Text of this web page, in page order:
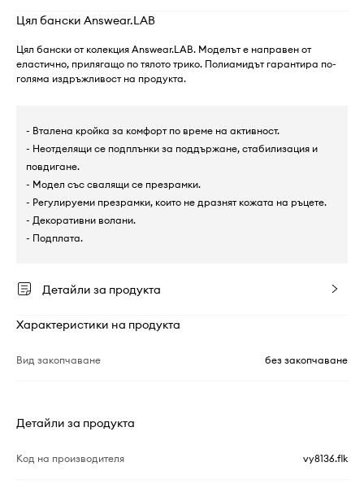
Цял бански Answear.LAB
Цял бански от колекция Answear.LAB. Моделът е направен от
еластично, прилягащо по тялото трико. Полиамидът гарантира по-
голяма издръжливост на продукта.
- Вталена кройка за комфорт по време на активност.
- Неотделящи се подплънки за поддържане, стабилизация и
повдигане.
- Модел със свалящи се презрамки.
- Регулируеми презрамки, които не дразнят кожата на ръцете.
- Декоративни волани.
- Подплата.
Детайли за продукта
Характеристики на продукта
Вид закопчаване без закопчаване
Детайли за продукта
Код на производителя vy8136.flk